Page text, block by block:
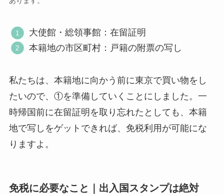
大使館・総領事館：在留証明
本籍地の市区町村：戸籍の附票の写し
私たちは、本籍地に向かう前に東京で買い物をし
たいので、①を準備していくことにしました。一
時帰国前に在留証明を取り忘れたとしても、本籍
地で写しをゲットできれば、免税利用が可能にな
りますよ。
免税に必要なこと｜出入国スタンプは絶対